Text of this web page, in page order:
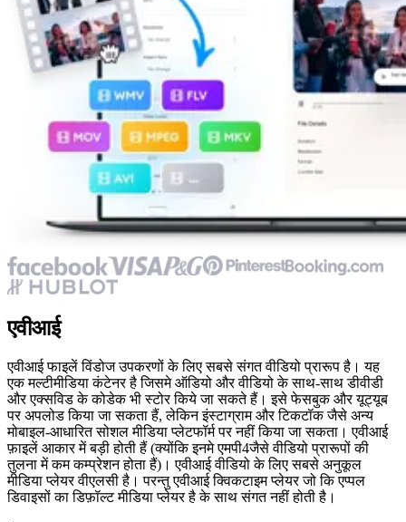
एवीआई
एवीआई फाइलें विंडोज उपकरणों के लिए सबसे संगत वीडियो प्रारूप है। यह
एक मल्टीमीडिया कंटेनर है जिसमे ऑडियो और वीडियो के साथ-साथ डीवीडी
और एक्सविड के कोडेक भी स्टोर किये जा सकते हैं। इसे फेसबुक और यूट्यूब
पर अपलोड किया जा सकता हैं, लेकिन इंस्टाग्राम और टिकटॉक जैसे अन्य
मोबाइल-आधारित सोशल मीडिया प्लेटफॉर्म पर नहीं किया जा सकता। एवीआई
फ़ाइलें आकार में बड़ी होती हैं (क्योंकि इनमे एमपी4जैसे वीडियो प्रारूपों की
तुलना में कम कम्प्रेशन होता हैं)। एवीआई वीडियो के लिए सबसे अनुकूल
मीडिया प्लेयर वीएलसी है। परन्तु एवीआई क्विकटाइम प्लेयर जो कि एप्पल
डिवाइसों का डिफ़ॉल्ट मीडिया प्लेयर है के साथ संगत नहीं होती है।